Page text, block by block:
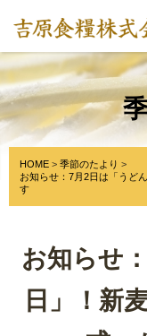
HOME
季節のたより
お知らせ：7月2日は「うど
す
お知らせ
日」！新